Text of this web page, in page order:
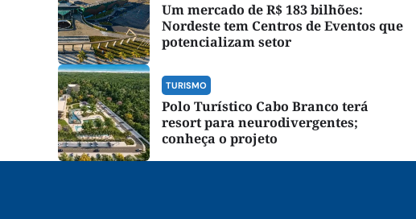
Um mercado de R$ 183 bilhões:
Nordeste tem Centros de Eventos que
potencializam setor
TURISMO
Polo Turístico Cabo Branco terá
resort para neurodivergentes;
conheça o projeto